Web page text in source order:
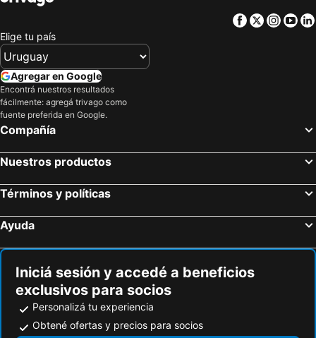
ibis Vitoria Praia de Camburi
Pousada Rua de Lazer
Facebook
Twitter
Elige tu país
Agregar en Google
Encontrá nuestros resultados
fácilmente: agregá trivago como
fuente preferida en Google.
Compañía
Nuestros productos
Términos y políticas
Ayuda
Iniciá sesión y accedé a beneficios
exclusivos para socios
Personalizá tu experiencia
Obtené ofertas y precios para socios